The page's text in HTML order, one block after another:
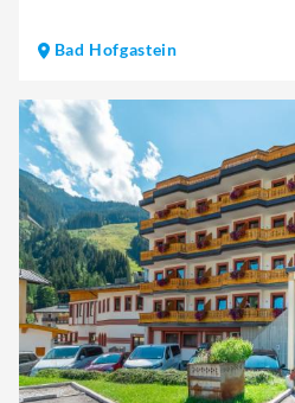
Bad Hofgastein